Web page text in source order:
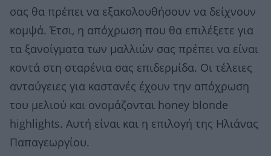
σας θα πρέπει να εξακολουθήσουν να δείχνουν
κομψά. Έτσι, η απόχρωση που θα επιλέξετε για
τα ξανοίγματα των μαλλιών σας πρέπει να είναι
κοντά στη σταρένια σας επιδερμίδα. Οι τέλειες
ανταύγειες για καστανές έχουν την απόχρωση
του μελιού και ονομάζονται honey blonde
highlights. Αυτή είναι και η επιλογή της Ηλιάνας
Παπαγεωργίου.